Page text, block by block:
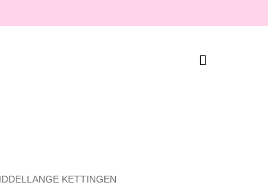
KETTINGEN